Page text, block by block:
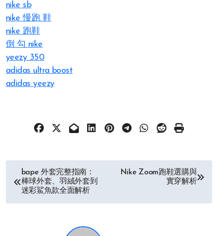
nike sb
nike 慢跑 鞋
nike 跑鞋
倒 勾 nike
yeezy 350
adidas ultra boost
adidas yeezy
bape 外套完整指南：
棒球外套、羽絨外套到
迷彩鯊魚款全面解析
Nike Zoom跑鞋選購與
實穿解析